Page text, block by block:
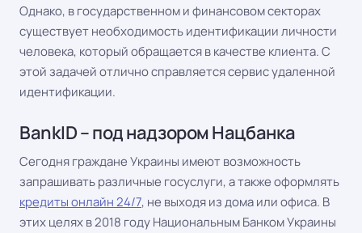
Однако, в государственном и финансовом секторах
существует необходимость идентификации личности
человека, который обращается в качестве клиента. С
этой задачей отлично справляется сервис удаленной
идентификации.
BankID – под надзором Нацбанка
Сегодня граждане Украины имеют возможность
запрашивать различные госуслуги, а также оформлять
кредиты онлайн 24/7, не выходя из дома или офиса. В
этих целях в 2018 году Национальным Банком Украины